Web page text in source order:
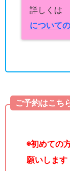
詳しく
について
ご予約はこち
◉初めての
願いします